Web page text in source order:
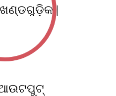
ଖଣ୍ଡଗୁଡ଼ିକ |
ଆଉଟପୁଟ୍